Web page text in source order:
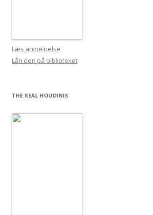
Læs anmeldelse
Lån den på biblioteket
THE REAL HOUDINIS